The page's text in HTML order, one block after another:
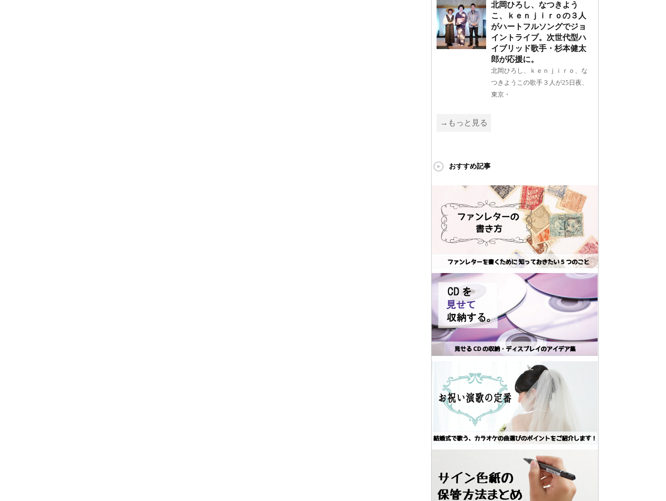
北岡ひろし、なつきよう
こ、ｋｅｎｊｉｒｏの３人
がハートフルソングでジョ
イントライブ。次世代型ハ
イブリッド歌手・杉本健太
郎が応援に。
北岡ひろし、ｋｅｎｊｉｒｏ、な
つきようこの歌手３人が25日夜、
東京・
→もっと見る
おすすめ記事